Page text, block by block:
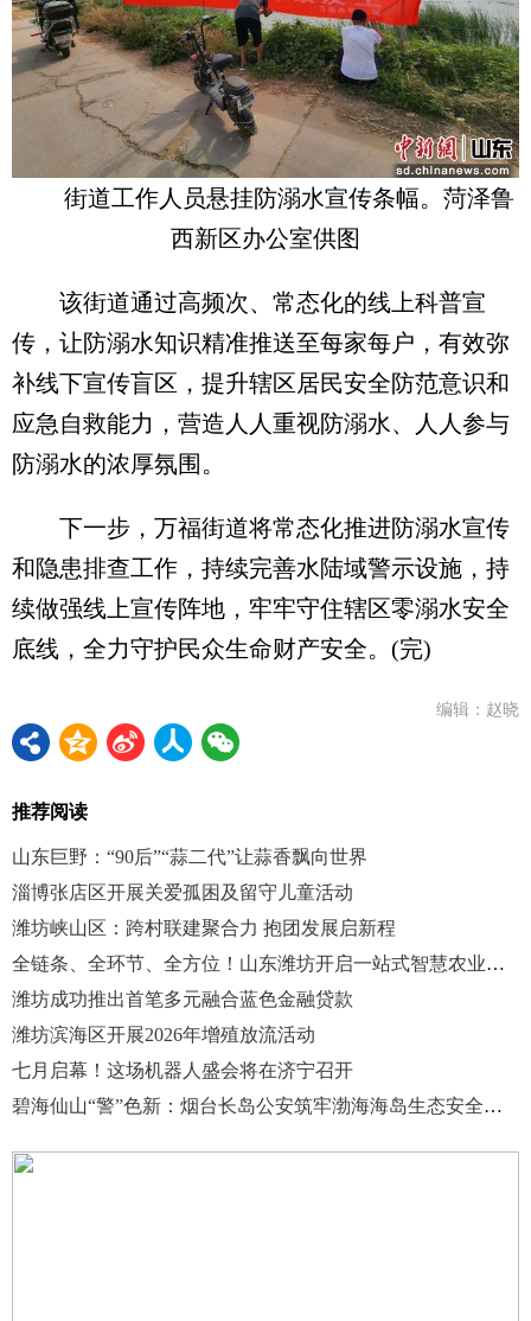
街道工作人员悬挂防溺水宣传条幅。菏泽鲁
西新区办公室供图
该街道通过高频次、常态化的线上科普宣
传，让防溺水知识精准推送至每家每户，有效弥
补线下宣传盲区，提升辖区居民安全防范意识和
应急自救能力，营造人人重视防溺水、人人参与
防溺水的浓厚氛围。
下一步，万福街道将常态化推进防溺水宣传
和隐患排查工作，持续完善水陆域警示设施，持
续做强线上宣传阵地，牢牢守住辖区零溺水安全
底线，全力守护民众生命财产安全。(完)
编辑：赵晓
推荐阅读
山东巨野：“90后”“蒜二代”让蒜香飘向世界
淄博张店区开展关爱孤困及留守儿童活动
潍坊峡山区：跨村联建聚合力 抱团发展启新程
全链条、全环节、全方位！山东潍坊开启一站式智慧农业新范式
潍坊成功推出首笔多元融合蓝色金融贷款
潍坊滨海区开展2026年增殖放流活动
七月启幕！这场机器人盛会将在济宁召开
碧海仙山“警”色新：烟台长岛公安筑牢渤海海岛生态安全屏障